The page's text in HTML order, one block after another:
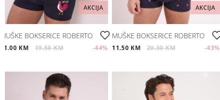
AKCIJA
MUŠKE BOKSERICE ROBERTO
11.00 KM 19.50 KM -44%
AKCIJA
MUŠKE BOKSERICE ROBERTO
11.50 KM 20.30 KM -43%